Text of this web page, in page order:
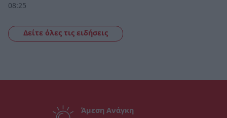
08:25
Δείτε όλες τις ειδήσεις
Άμεση Ανάγκη